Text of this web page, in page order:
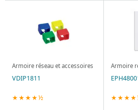
Armoire réseau et accessoires
VDIP1811
★★★★½
Armoire